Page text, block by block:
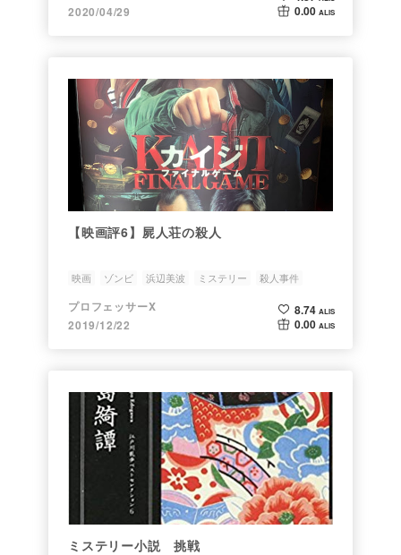
2020/04/29
0.00 ALIS
【映画評6】屍人荘の殺人
映画 ゾンビ 浜辺美波 ミステリー 殺人事件
プロフェッサーX
2019/12/22
8.74 ALIS
0.00 ALIS
ミステリー小説 挑戦